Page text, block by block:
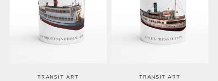
TRANSIT ART TRANSIT ART